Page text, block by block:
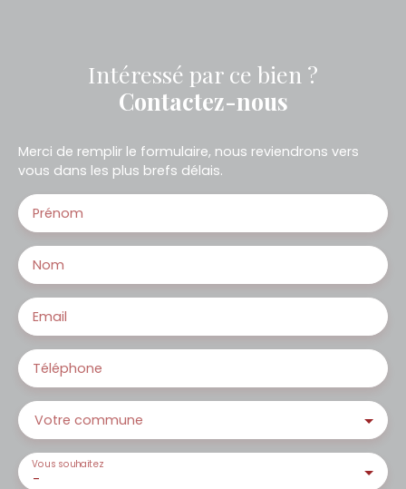
Intéressé par ce bien ?
Contactez-nous
Merci de remplir le formulaire, nous reviendrons vers
vous dans les plus brefs délais.
Prénom
Nom
Email
Téléphone
Votre commune
-
Vous souhaitez